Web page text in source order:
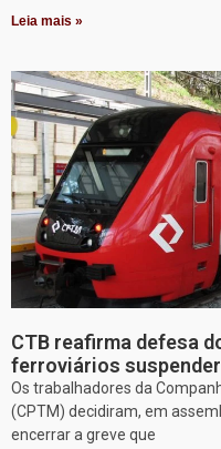
Leia mais »
CTB reafirma defesa
ferroviários
Os trabalhadores da
(CPTM) decidiram, em
encerrar a greve que